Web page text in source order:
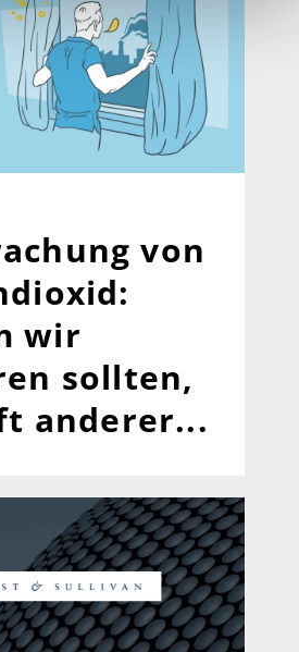
von
wir
sollten,
anderer...